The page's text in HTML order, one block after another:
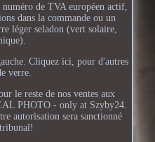
de TVA européen actif,
dans la commande ou un
léger seladon (vert solaire,
Cliquez ici, pour d'autres
verre.
le reste de nos ventes aux
PHOTO - only at Szyby24.
autorisation sera sanctionné